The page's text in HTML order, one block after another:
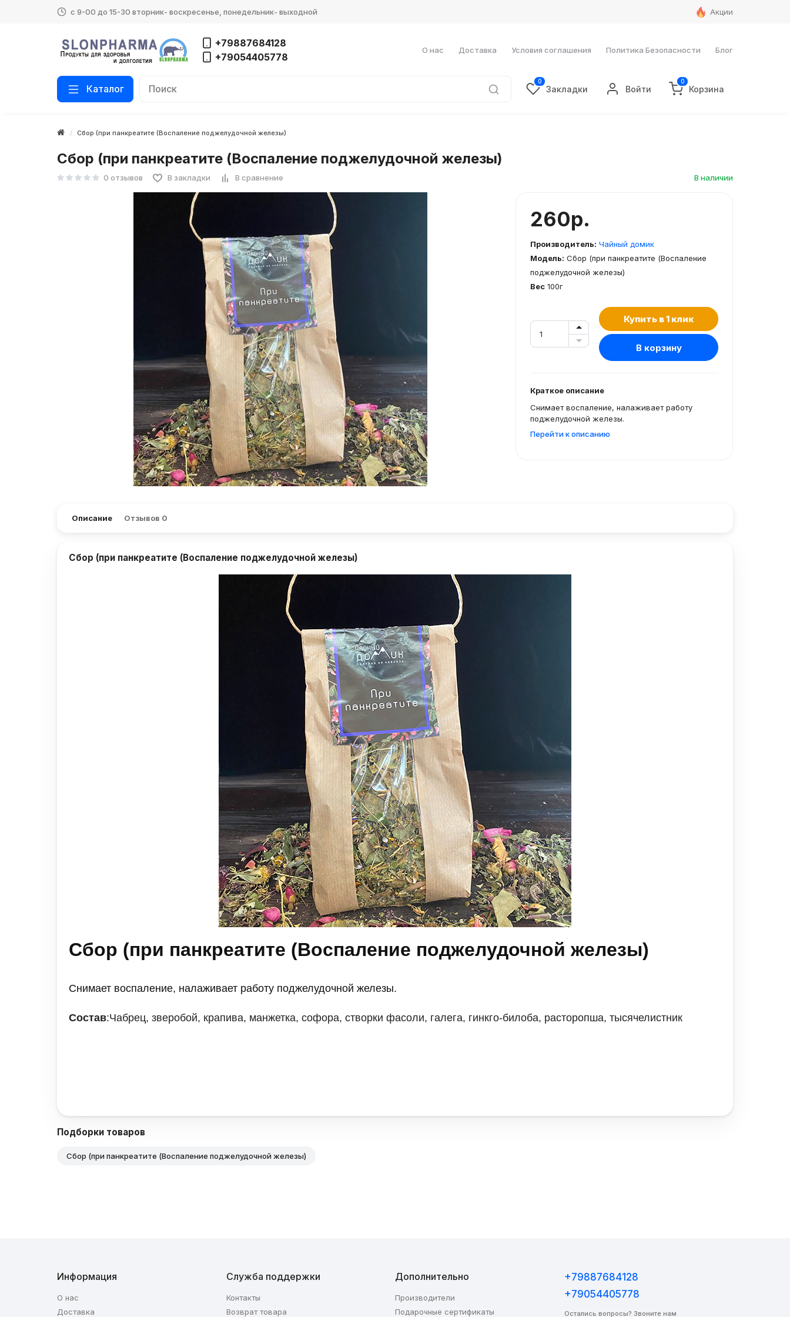
с 9-00 до 15-30 вторник- воскресенье, понедельник- выходной Акции
+79887684128
+79054405778
О нас Доставка Условия соглашения Политика Безопасности Блог
Каталог
0
Закладки Войти
0
Корзина
Сбор (при панкреатите (Воспаление поджелудочной железы)
Сбор (при панкреатите (Воспаление поджелудочной железы)
0 отзывов В закладки В сравнение В наличии
260р.
Производитель: Чайный домик
Модель: Сбор (при панкреатите (Воспаление
поджелудочной железы)
Вес 100г
Купить в 1 клик
В корзину
Краткое описание
Снимает воспаление, налаживает работу
поджелудочной железы.
Перейти к описанию
Описание Отзывов 0
Сбор (при панкреатите (Воспаление поджелудочной железы)
Сбор (при панкреатите (Воспаление поджелудочной железы)
Снимает воспаление, налаживает работу поджелудочной железы.
Состав:Чабрец, зверобой, крапива, манжетка, софора, створки фасоли, галега, гинкго-билоба, расторопша, тысячелистник
Подборки товаров
Сбор (при панкреатите (Воспаление поджелудочной железы)
Информация
О нас
Доставка
Служба поддержки
Контакты
Возврат товара
Дополнительно
Производители
Подарочные сертификаты
+79887684128
+79054405778
Остались вопросы? Звоните нам